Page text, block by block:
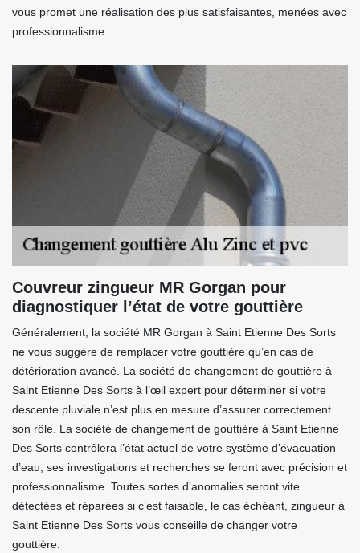
vous promet une réalisation des plus satisfaisantes, menées avec
professionnalisme.
Couvreur zingueur MR Gorgan pour
diagnostiquer l’état de votre gouttière
Généralement, la société MR Gorgan à Saint Etienne Des Sorts
ne vous suggère de remplacer votre gouttière qu’en cas de
détérioration avancé. La société de changement de gouttière à
Saint Etienne Des Sorts à l’œil expert pour déterminer si votre
descente pluviale n’est plus en mesure d’assurer correctement
son rôle. La société de changement de gouttière à Saint Etienne
Des Sorts contrôlera l’état actuel de votre système d’évacuation
d’eau, ses investigations et recherches se feront avec précision et
professionnalisme. Toutes sortes d’anomalies seront vite
détectées et réparées si c’est faisable, le cas échéant, zingueur à
Saint Etienne Des Sorts vous conseille de changer votre
gouttière.